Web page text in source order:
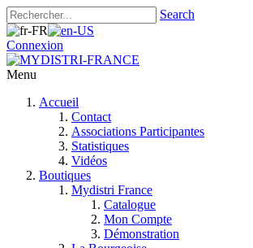
Search
Connexion
Menu
Accueil
Contact
Associations Participantes
Statistiques
Vidéos
Boutiques
Mydistri France
Catalogue
Mon Compte
Démonstration